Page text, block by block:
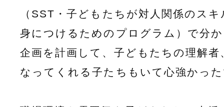
（SST・子どもたちが対人関係のス
身につけるためのプログラム）で分
企画を計画して、子どもたちの理解者
なってくれる子たちもいて心強かっ